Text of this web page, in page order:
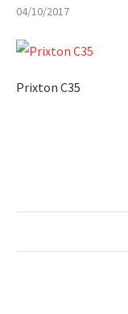
04/10/2017
Prixton C35